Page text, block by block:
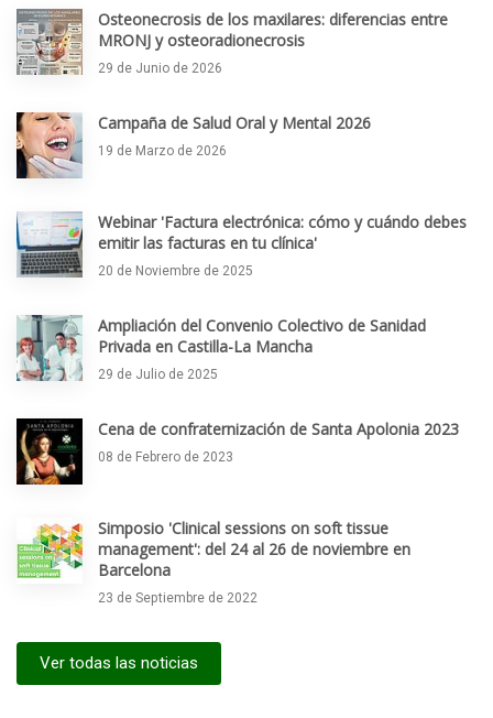
Osteonecrosis de los maxilares: diferencias entre
MRONJ y osteoradionecrosis
29 de Junio de 2026
Campaña de Salud Oral y Mental 2026
19 de Marzo de 2026
Webinar 'Factura electrónica: cómo y cuándo debes
emitir las facturas en tu clínica'
20 de Noviembre de 2025
Ampliación del Convenio Colectivo de Sanidad
Privada en Castilla-La Mancha
29 de Julio de 2025
Cena de confraternización de Santa Apolonia 2023
08 de Febrero de 2023
Simposio 'Clinical sessions on soft tissue
management': del 24 al 26 de noviembre en
Barcelona
23 de Septiembre de 2022
Ver todas las noticias